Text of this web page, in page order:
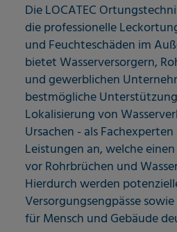
Die LOCATEC
die professionelle
und Feuchteschäden im
bietet Wasserversorgern,
und gewerblichen
bestmögliche
Lokalisierung von
Ursachen - als
Leistungen an, welche
vor Rohrbrüchen und
Hierdurch werden
Versorgungsengpässe
für Mensch und Gebäude